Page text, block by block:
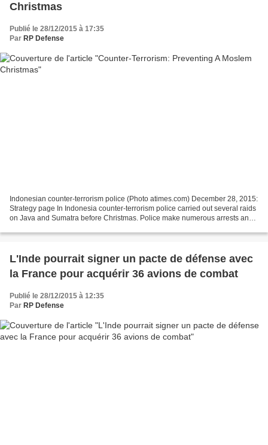
Christmas
Publié le 28/12/2015 à 17:35
Par RP Defense
Indonesian counter-terrorism police (Photo atimes.com) December 28, 2015:
Strategy page In Indonesia counter-terrorism police carried out several raids
on Java and Sumatra before Christmas. Police make numerous arrests and
L'Inde pourrait signer un pacte de défense avec
la France pour acquérir 36 avions de combat
Publié le 28/12/2015 à 12:35
Par RP Defense